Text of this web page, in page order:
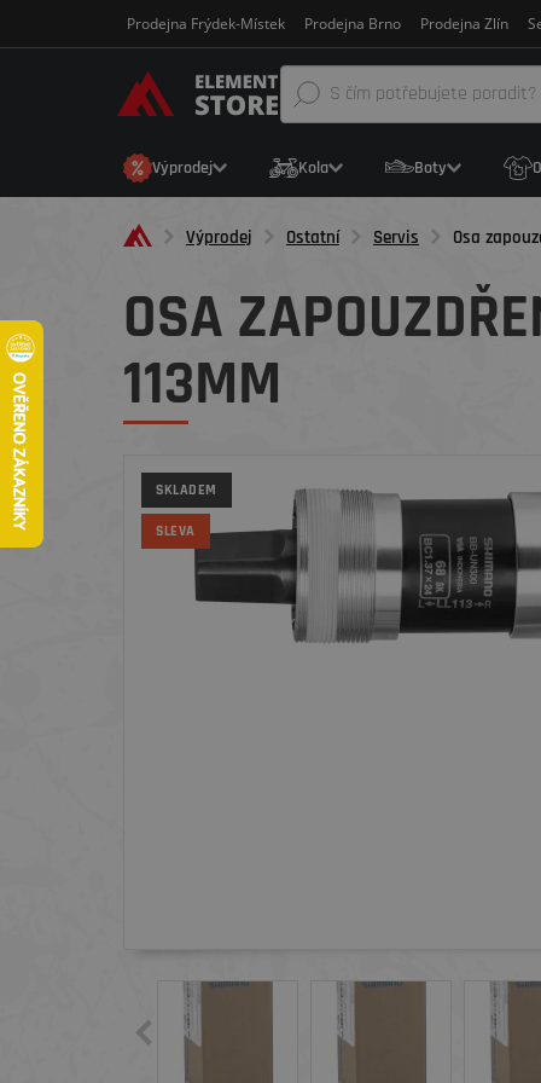
Prodejna Frýdek-Místek Prodejna Brno Prodejna Zlín
Výprodej Kola Boty
Výprodej Ostatní Servis Osa
OSA
113MM
SKLADEM
SLEVA